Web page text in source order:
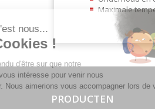
Maximale
PRODUCTEN